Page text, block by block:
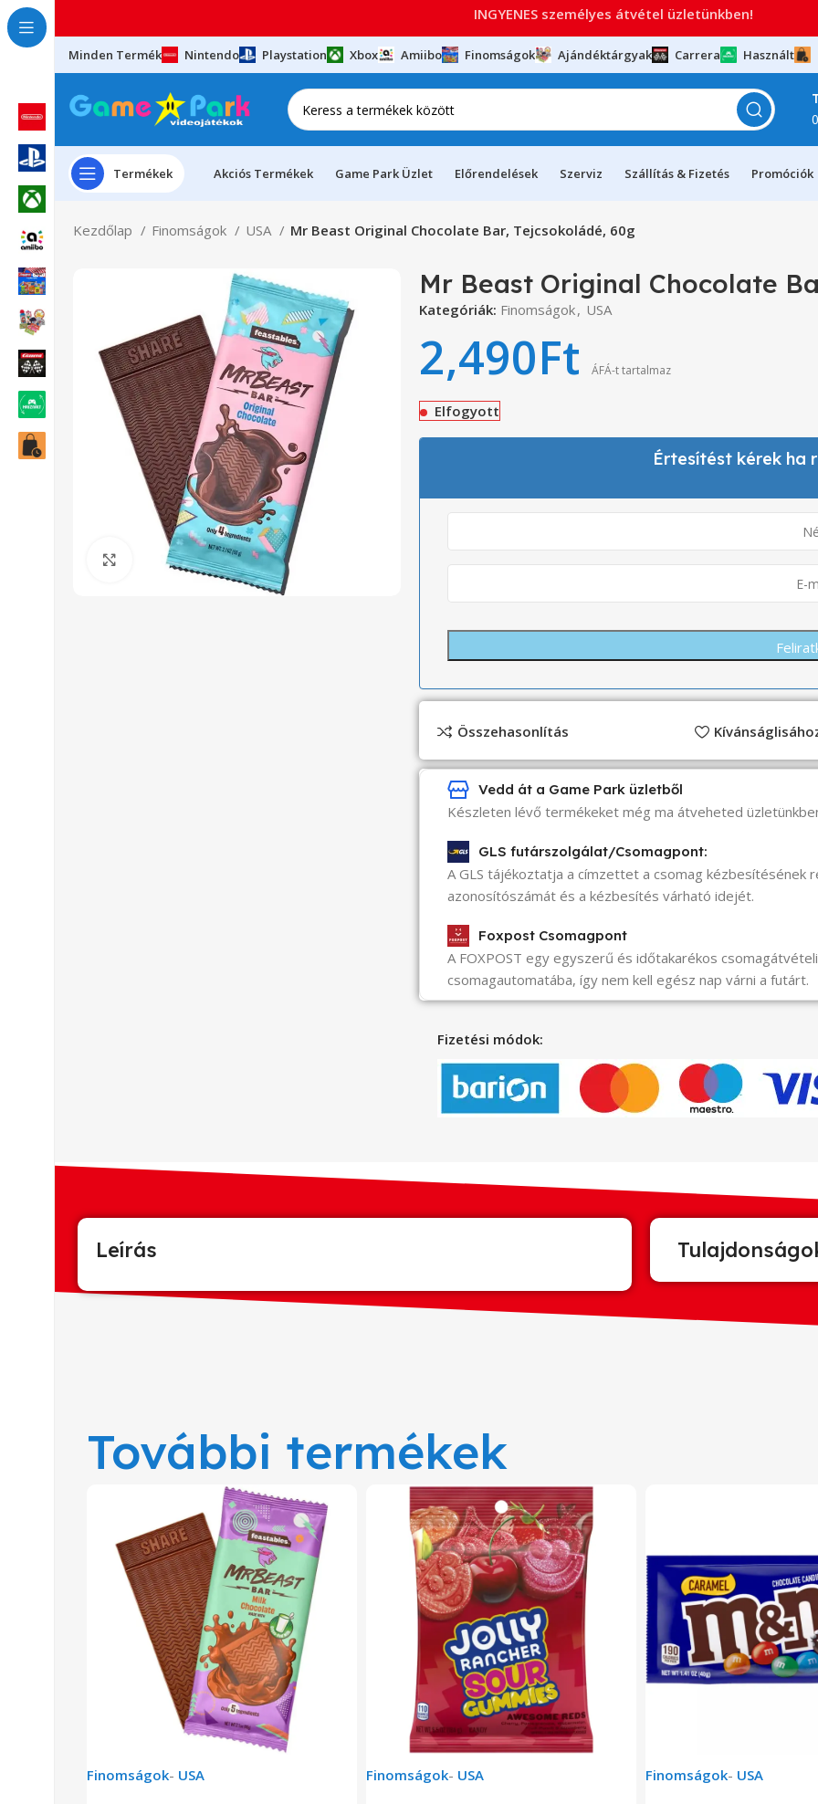
Minden Termék Nintendo Playstation Xbox Amiibo Finomságok Ajándéktárgyak Carrera Használt
Termékek Akciós Termékek Game Park Üzlet Előrendelések Szerviz Szállítás & Fizetés Promóciók
Kezdőlap Finomságok USA Mr Beast Original Chocolate Bar, Tejcsokoládé, 60g
Click to enlarge
Mr Beast Original Chocolate
Kategóriák: Finomságok, USA
2,490Ft ÁFÁ-t tartalmaz
Elfogyott
Értesítést kérek ha
Összehasonlítás
Vedd át a Game Park üzletből
Készleten lévő termékeket még ma átveheted
GLS futárszolgálat/Csomagpont:
A GLS tájékoztatja a címzettet a csomag kézbesítésének
azonosítószámát és a kézbesítés várható idejét.
Foxpost Csomagpont
A FOXPOST egy egyszerű és időtakarékos
csomagautomatába, így nem kell egész nap várni a futárt.
Fizetési módok:
Leírás
További termékek
Finomságok- USA Finomságok- USA Finomságok- USA
INGYENES személyes átvétel üzletünkben!